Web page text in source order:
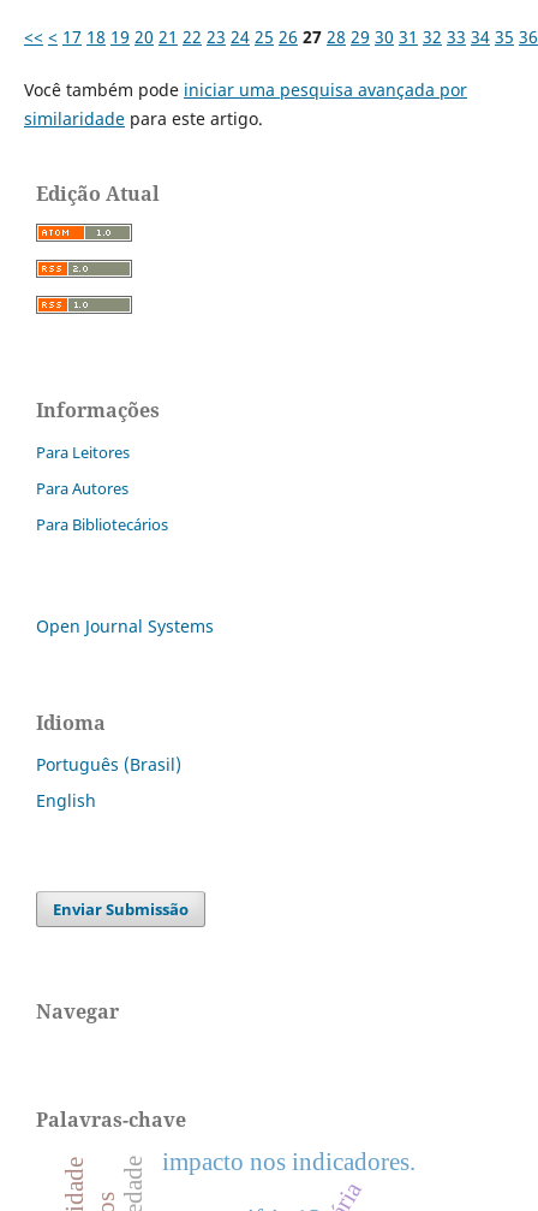
<< < 17 18 19 20 21 22 23 24 25 26 27 28 29 30 31 32 33 34 35 36
Você também pode iniciar uma pesquisa avançada por
similaridadepara este artigo.
Edição Atual
Informações
Para Leitores
Para Autores
Para Bibliotecários
Open Journal Systems
Idioma
Português (Brasil)
English
Enviar Submissão
Navegar
Palavras-chave
impacto nos indicadores.